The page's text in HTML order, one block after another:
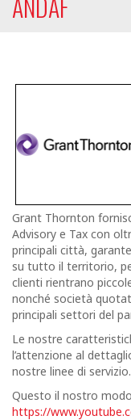
Grant Thornton
Advisory e Tax con
principali città,
su tutto il territorio,
clienti rientrano
nonché società
principali settori del
Le nostre
l’attenzione al
nostre linee di servizio.
Questo il nostro
https://